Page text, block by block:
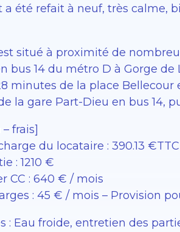
a été refait à neuf, très calme,
situé à proximité de
bus 14 du métro D à Gorge de
minutes de la place Bellecour
la gare Part-Dieu en bus 14,
frais]
du locataire : 390.13 €TTC
: 1210 €
CC : 640 € / mois
: 45 € / mois – Provision
: Eau froide, entretien des